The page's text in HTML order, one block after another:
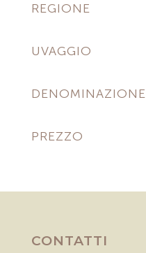
REGIONE
UVAGGIO
DENOMINAZIONE
PREZZO
CONTATTI